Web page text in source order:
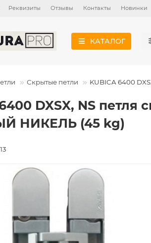
Реквизиты Отзывы Контакты Новинки
КАТАЛОГ
Скрытые петли KUBICA 6400
DXSX, NS
НИКЕЛЬ (45 kg)